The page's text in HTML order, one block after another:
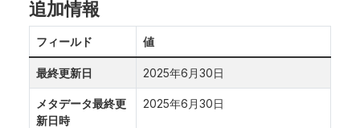
追加情報
フィールド 値
最終更新日 2025年6月30日
メタデータ最終更
新日時
2025年6月30日